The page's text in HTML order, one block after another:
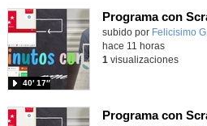
Contenido educativo.
subido por Felicisimo G.
40′ 17″
hace 11 horas
1 visualizaciones